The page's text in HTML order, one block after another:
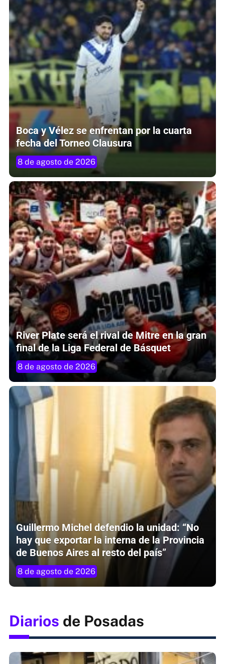
Boca y Vélez se enfrentan por la cuarta
fecha del Torneo Clausura
8 de agosto de 2026
River Plate será el rival de Mitre en la gran
final de la Liga Federal de Básquet
8 de agosto de 2026
Guillermo Michel defendio la unidad: “No
hay que exportar la interna de la Provincia
de Buenos Aires al resto del país”
8 de agosto de 2026
Diarios de Posadas